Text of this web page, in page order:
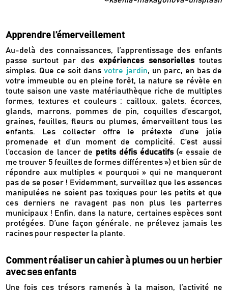
Apprendre l’émerveillement
Au-delà des connaissances, l’apprentissage des enfants
passe surtout par des expériences sensoriellestoutes
simples. Que ce soit dansvotre jardin, un parc, en bas de
votre immeuble ou en pleine forêt, la nature se révèle en
toute saison une vaste matériauthèque riche de multiples
formes, textures et couleurs : cailloux, galets, écorces,
glands, marrons, pommes de pin, coquilles d’escargot,
graines, feuilles, fleurs ou plumes, émerveillent tous les
enfants. Les collecter offre le prétexte d’une jolie
promenade et d’un moment de complicité. C’est aussi
l’occasion de lancer de petits défis éducatifs (« essaie de
me trouver 5 feuilles de formes différentes ») et bien sûr de
répondre aux multiples « pourquoi » qui ne manqueront
pas de se poser ! Evidemment, surveillez que les essences
manipulées ne soient pas toxiques pour les petits et que
ces derniers ne ravagent pas non plus les parterres
municipaux ! Enfin, dans la nature, certaines espèces sont
protégées. D’une façon générale, ne prélevez jamais les
racines pour respecter la plante.
Comment réaliser un cahier à plumes ou un herbier
avec ses enfants
Une fois ces trésors ramenés à la maison, l’activité ne